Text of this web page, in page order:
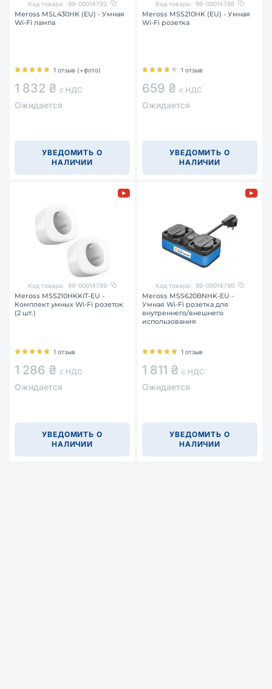
Код товара: 99-00014793
Meross MSL430HK (EU) - Умная
Wi-Fi лампа
1 отзыв (+фото)
1 832 ₴ с НДС
Ожидается
УВЕДОМИТЬ О
НАЛИЧИИ
Код товара: 99-00014788
Meross MSS210HK (EU) - Умная
Wi-Fi розетка
1 отзыв
659 ₴ с НДС
Ожидается
УВЕДОМИТЬ О
НАЛИЧИИ
Код товара: 99-00014789
Meross MSS210HKKIT-EU -
Комплект умных Wi-Fi розеток
(2 шт.)
1 отзыв
1 286 ₴ с НДС
Ожидается
УВЕДОМИТЬ О
НАЛИЧИИ
Код товара: 99-00014790
Meross MSS620BNHK-EU -
Умная Wi-Fi розетка для
внутреннего/внешнего
использования
1 отзыв
1 811 ₴ с НДС
Ожидается
УВЕДОМИТЬ О
НАЛИЧИИ